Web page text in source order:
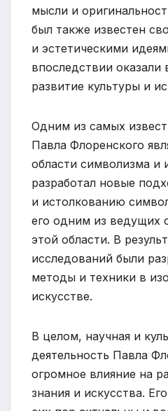
мысли и
был также известен
и эстетическими
впоследствии оказали
развитие культуры и
Одним из самых
Павла Флоренского
области символизма и
разработал новые
и истолкованию
его одним из ведущих
этой области. В
исследований были
методы и техники в
искусстве.
В целом, научная и
деятельность Павла
огромное влияние на
знания и искусства.